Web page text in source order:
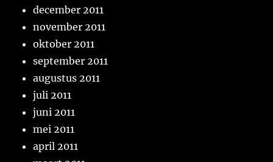
december 2011
november 2011
oktober 2011
september 2011
augustus 2011
juli 2011
juni 2011
mei 2011
april 2011